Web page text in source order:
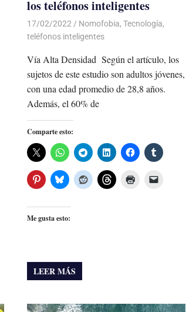
los teléfonos inteligentes
17/02/2022 De todo un Poco
Nomofobia, Tecnología,
teléfonos inteligentes
Vía Alta Densidad Según el artículo, los
sujetos de este estudio son adultos jóvenes,
con una edad promedio de 28,8 años.
Además, el 60% de
Comparte esto:
Me gusta esto:
LEER MÁS